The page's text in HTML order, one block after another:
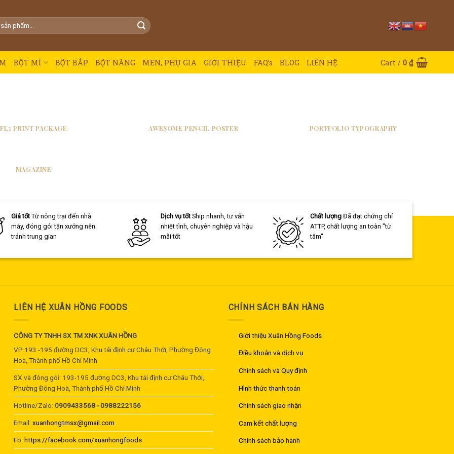
BỘT MÌ BỘT BẮP BỘT NĂNG MEN, PHỤ GIA GIỚI THIỆU FAQ’s BLOG LIÊN HỆ Cart / 0 ₫
FL3 PRINT PACKAGE AWESOME PENCIL POSTER PORTFOLIO TYPOGRAPHY
MAGAZINE
Giá tốtTừ nông trại đến nhà
máy, đóng gói tận xưởng nên
tránh trung gian
Dịch vụ tốt Ship nhanh, tư vấn
nhiệt tình, chuyên nghiệp và hậu
mãi tốt
Chất lượngĐã đạt chứng chỉ
ATTP, chất lượng an toàn "từ
tâm"
LIÊN HỆ XUÂN HỒNG FOODS
CÔNG TY TNHH SX TM XNK XUÂN HỒNG
VP 193 -195 đường DC3, Khu tái định cư Châu Thới, Phường Đông
Hoà, Thành phố Hồ Chí Minh
SX và đóng gói: 193-195 đường DC3, Khu tái định cư Châu Thới,
Phường Đông Hoà, Thành phố Hồ Chí Minh
Hotline/Zalo:0909433568 - 0988222156
Email:xuanhongtmsx@gmail.com
Fb:https://facebook.com/xuanhongfoods
CHÍNH SÁCH BÁN HÀNG
Giới thiệu Xuân Hồng Foods
Điều khoản và dịch vụ
Chính sách và Quy định
Hình thức thanh toán
Chính sách giao nhận
Cam kết chất lượng
Chính sách bảo hành